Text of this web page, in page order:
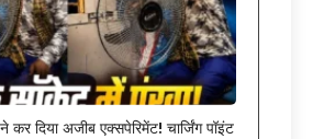
कर दिया अजीब एक्सपेरिमेंट! चार्जिंग पॉइंट